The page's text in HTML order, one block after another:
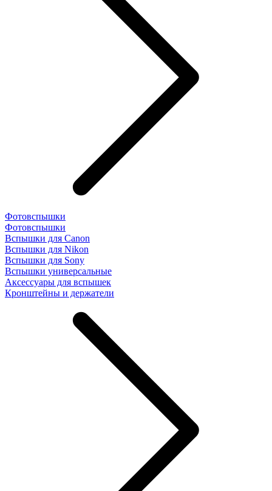
Фотовспышки
Фотовспышки
Вспышки для Canon
Вспышки для Nikon
Вспышки для Sony
Вспышки универсальные
Аксесcуары для вспышек
Кронштейны и держатели